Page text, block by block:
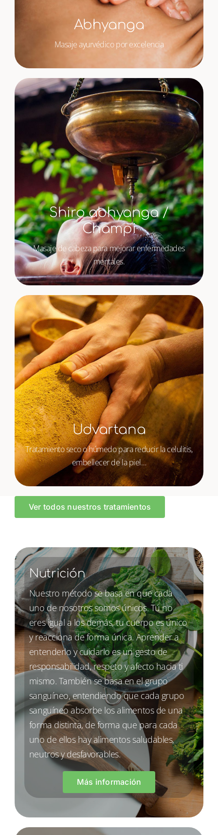
Abhyanga
Masaje ayurvédico por excelencia
Shiro abhyanga /
Champi
Masaje de cabeza para mejorar enfermedades
mentales.
Udvartana
Tratamiento seco o húmedo para reducir la celulitis,
embellecer de la piel…
Ver todos nuestros tratamientos
Nutrición
Nuestro método se basa en que cada
uno de nosotros somos únicos. Tú no
eres igual a los demás, tu cuerpo es único
y reacciona de forma única. Aprender a
entenderlo y cuidarlo es un gesto de
responsabilidad, respeto y afecto hacia ti
mismo. También se basa en el grupo
sanguíneo, entendiendo que cada grupo
sanguíneo absorbe los alimentos de una
forma distinta, de forma que para cada
uno de ellos hay alimentos saludables,
neutros y desfavorables.
Más información